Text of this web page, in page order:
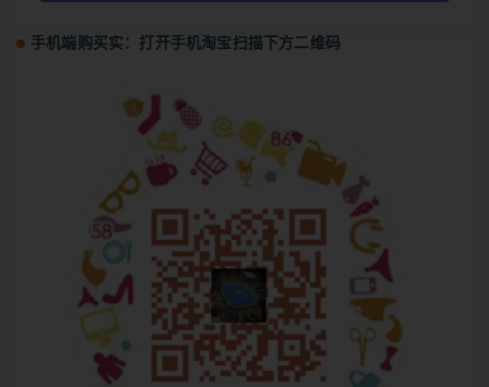
手机端购买实：打开手机淘宝扫描下方二维码